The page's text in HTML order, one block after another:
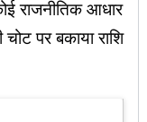
राजनीतिक आधार
पर बकाया राशि